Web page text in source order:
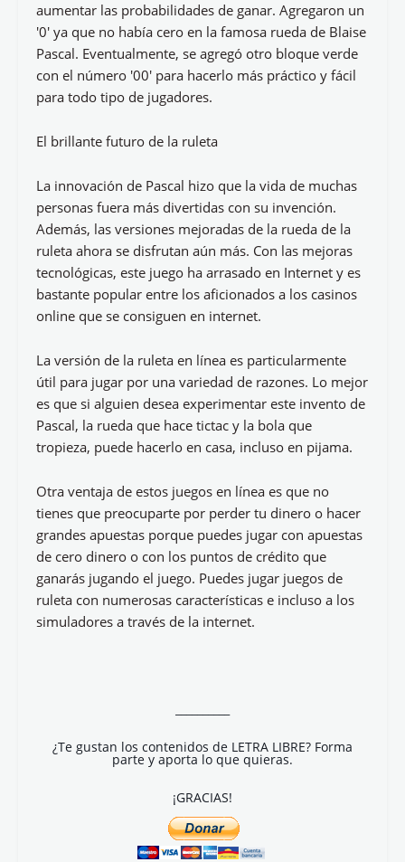
aumentar las probabilidades de ganar. Agregaron un
'0' ya que no había cero en la famosa rueda de Blaise
Pascal. Eventualmente, se agregó otro bloque verde
con el número '00' para hacerlo más práctico y fácil
para todo tipo de jugadores.
El brillante futuro de la ruleta
La innovación de Pascal hizo que la vida de muchas
personas fuera más divertidas con su invención.
Además, las versiones mejoradas de la rueda de la
ruleta ahora se disfrutan aún más. Con las mejoras
tecnológicas, este juego ha arrasado en Internet y es
bastante popular entre los aficionados a los casinos
online que se consiguen en internet.
La versión de la ruleta en línea es particularmente
útil para jugar por una variedad de razones. Lo mejor
es que si alguien desea experimentar este invento de
Pascal, la rueda que hace tictac y la bola que
tropieza, puede hacerlo en casa, incluso en pijama.
Otra ventaja de estos juegos en línea es que no
tienes que preocuparte por perder tu dinero o hacer
grandes apuestas porque puedes jugar con apuestas
de cero dinero o con los puntos de crédito que
ganarás jugando el juego. Puedes jugar juegos de
ruleta con numerosas características e incluso a los
simuladores a través de la internet.
¿Te gustan los contenidos de LETRA LIBRE? Forma
parte y aporta lo que quieras.
¡GRACIAS!